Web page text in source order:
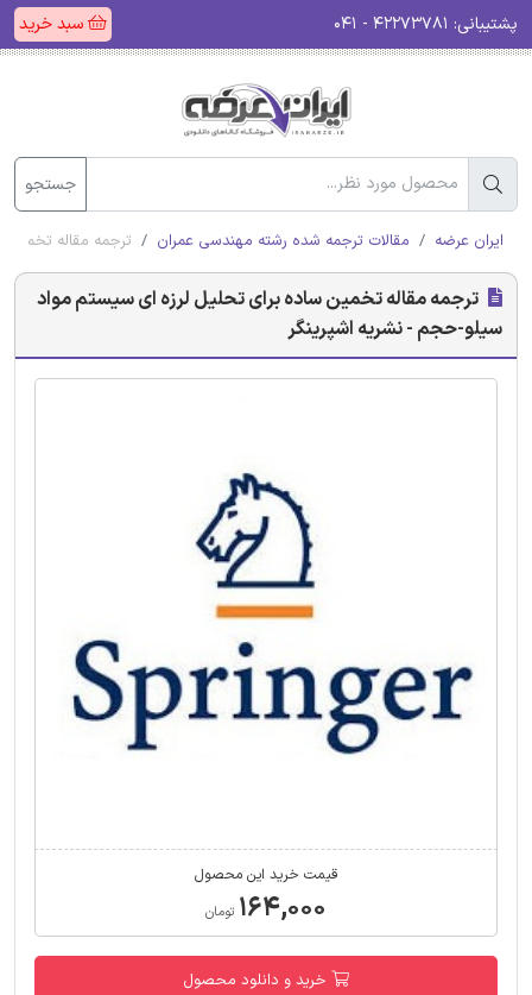
پشتیبانی: سبد خرید
جستجو
ایران عرضه مقالات ترجمه شده رشته مهندسی عمران ترجمه مقاله تخمین
ترجمه مقاله تخمین ساده برای تحلیل لرزه ای سیستم مواد
سیلو-حجم - نشریه اشپرینگر
قیمت خرید این محصول
۱۶۴,۰۰۰ تومان
خرید و دانلود محصول